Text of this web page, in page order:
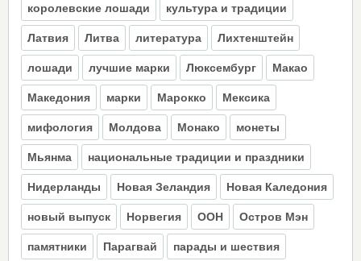
королевские лошади культура и традиции
Латвия Литва литература Лихтенштейн
лошади лучшие марки Люксембург Макао
Македония марки Марокко Мексика
мифология Молдова Монако монеты
Мьянма национальные традиции и праздники
Нидерланды Новая Зеландия Новая Каледония
новый выпуск Норвегия ООН Остров Мэн
памятники Парагвай парады и шествия